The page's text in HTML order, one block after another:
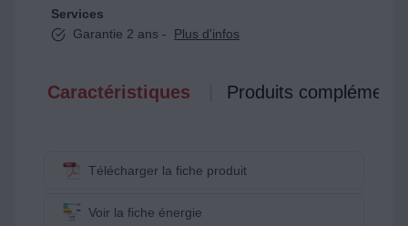
Services
Garantie 2 ans -
Plus d'infos
Caractéristiques Produits
Télécharger la fiche produit
Voir la fiche énergie